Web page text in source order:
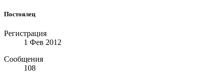
Постоялец
Регистрация
1 Фев 2012
Сообщения
108